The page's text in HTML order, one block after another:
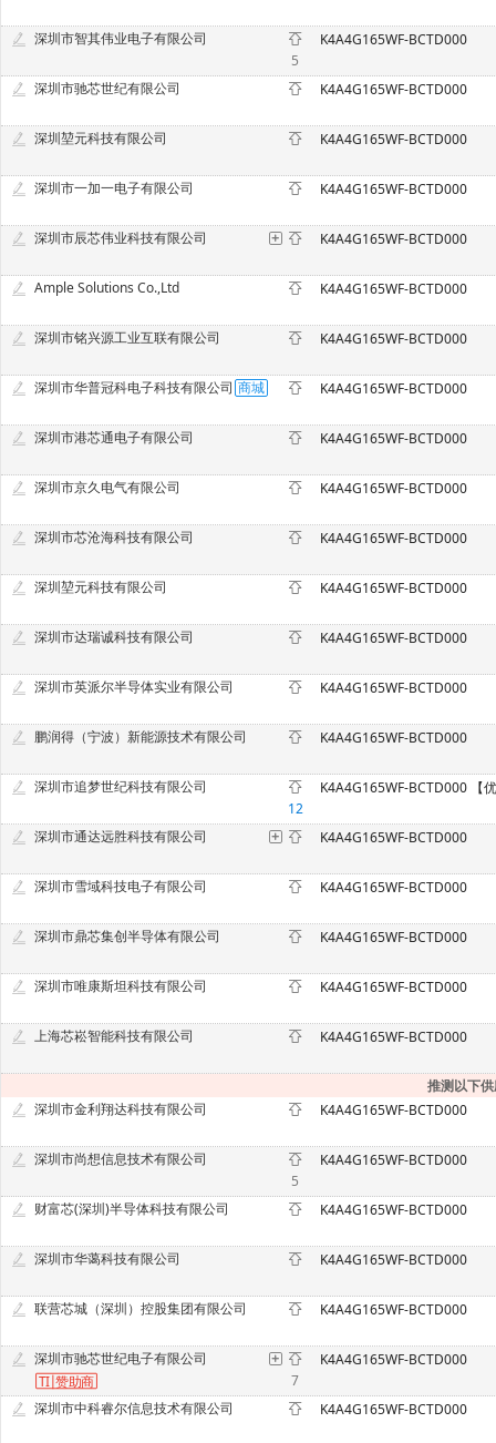
深圳市智其伟业电子有限公司
5
K4A4G165WF-BCTD000
深圳市驰芯世纪有限公司 K4A4G165WF-BCTD000
深圳堃元科技有限公司 K4A4G165WF-BCTD000
深圳市一加一电子有限公司 K4A4G165WF-BCTD000
深圳市辰芯伟业科技有限公司 K4A4G165WF-BCTD000
Ample Solutions Co.,Ltd K4A4G165WF-BCTD000
深圳市铭兴源工业互联有限公司 K4A4G165WF-BCTD000
深圳市华普冠科电子科技有限公司 K4A4G165WF-BCTD000
深圳市港芯通电子有限公司 K4A4G165WF-BCTD000
深圳市京久电气有限公司 K4A4G165WF-BCTD000
深圳市芯沧海科技有限公司 K4A4G165WF-BCTD000
深圳堃元科技有限公司 K4A4G165WF-BCTD000
深圳市达瑞诚科技有限公司 K4A4G165WF-BCTD000
深圳市英派尔半导体实业有限公司 K4A4G165WF-BCTD000
鹏润得（宁波）新能源技术有限公司 K4A4G165WF-BCTD000
深圳市追梦世纪科技有限公司
12
深圳市通达远胜科技有限公司
K4A4G165WF-BCTD000
深圳市雪域科技电子有限公司 K4A4G165WF-BCTD000
深圳市鼎芯集创半导体有限公司 K4A4G165WF-BCTD000
深圳市唯康斯坦科技有限公司 K4A4G165WF-BCTD000
上海芯崧智能科技有限公司 K4A4G165WF-BCTD000
推测以下
深圳市金利翔达科技有限公司
K4A4G165WF-BCTD000
深圳市尚想信息技术有限公司
5
K4A4G165WF-BCTD000
财富芯(深圳)半导体科技有限公司 K4A4G165WF-BCTD000
深圳市华蔼科技有限公司 K4A4G165WF-BCTD000
联营芯城（深圳）控股集团有限公司 K4A4G165WF-BCTD000
深圳市驰芯世纪电子有限公司
TI 赞助商 7
K4A4G165WF-BCTD000
深圳市中科睿尔信息技术有限公司 K4A4G165WF-BCTD000